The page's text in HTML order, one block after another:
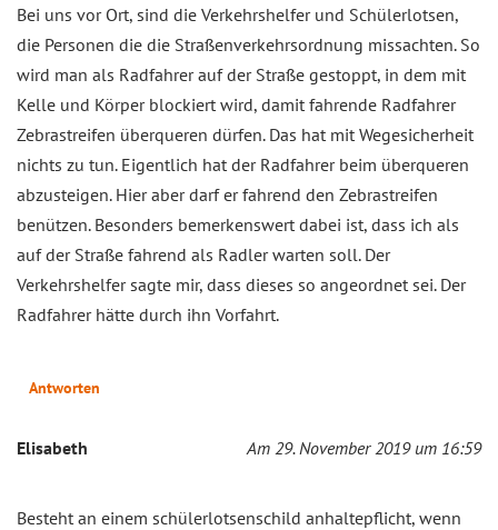
Bei uns vor Ort, sind die Verkehrshelfer und Schülerlotsen,
die Personen die die Straßenverkehrsordnung missachten. So
wird man als Radfahrer auf der Straße gestoppt, in dem mit
Kelle und Körper blockiert wird, damit fahrende Radfahrer
Zebrastreifen überqueren dürfen. Das hat mit Wegesicherheit
nichts zu tun. Eigentlich hat der Radfahrer beim überqueren
abzusteigen. Hier aber darf er fahrend den Zebrastreifen
benützen. Besonders bemerkenswert dabei ist, dass ich als
auf der Straße fahrend als Radler warten soll. Der
Verkehrshelfer sagte mir, dass dieses so angeordnet sei. Der
Radfahrer hätte durch ihn Vorfahrt.
Antworten
Elisabeth Am 29. November 2019 um 16:59
Besteht an einem schülerlotsenschild anhaltepflicht, wenn